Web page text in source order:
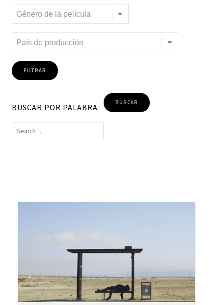
Migración y Pueblos originarios
Migración y recursos naturales
Migración y salud
Movimiento
Mujeres
Niñez
Otredad
Pueblos Originarios
Racialidad
Refugiadxs y solicitantes de asilo
BUSCAR POR PALABRA